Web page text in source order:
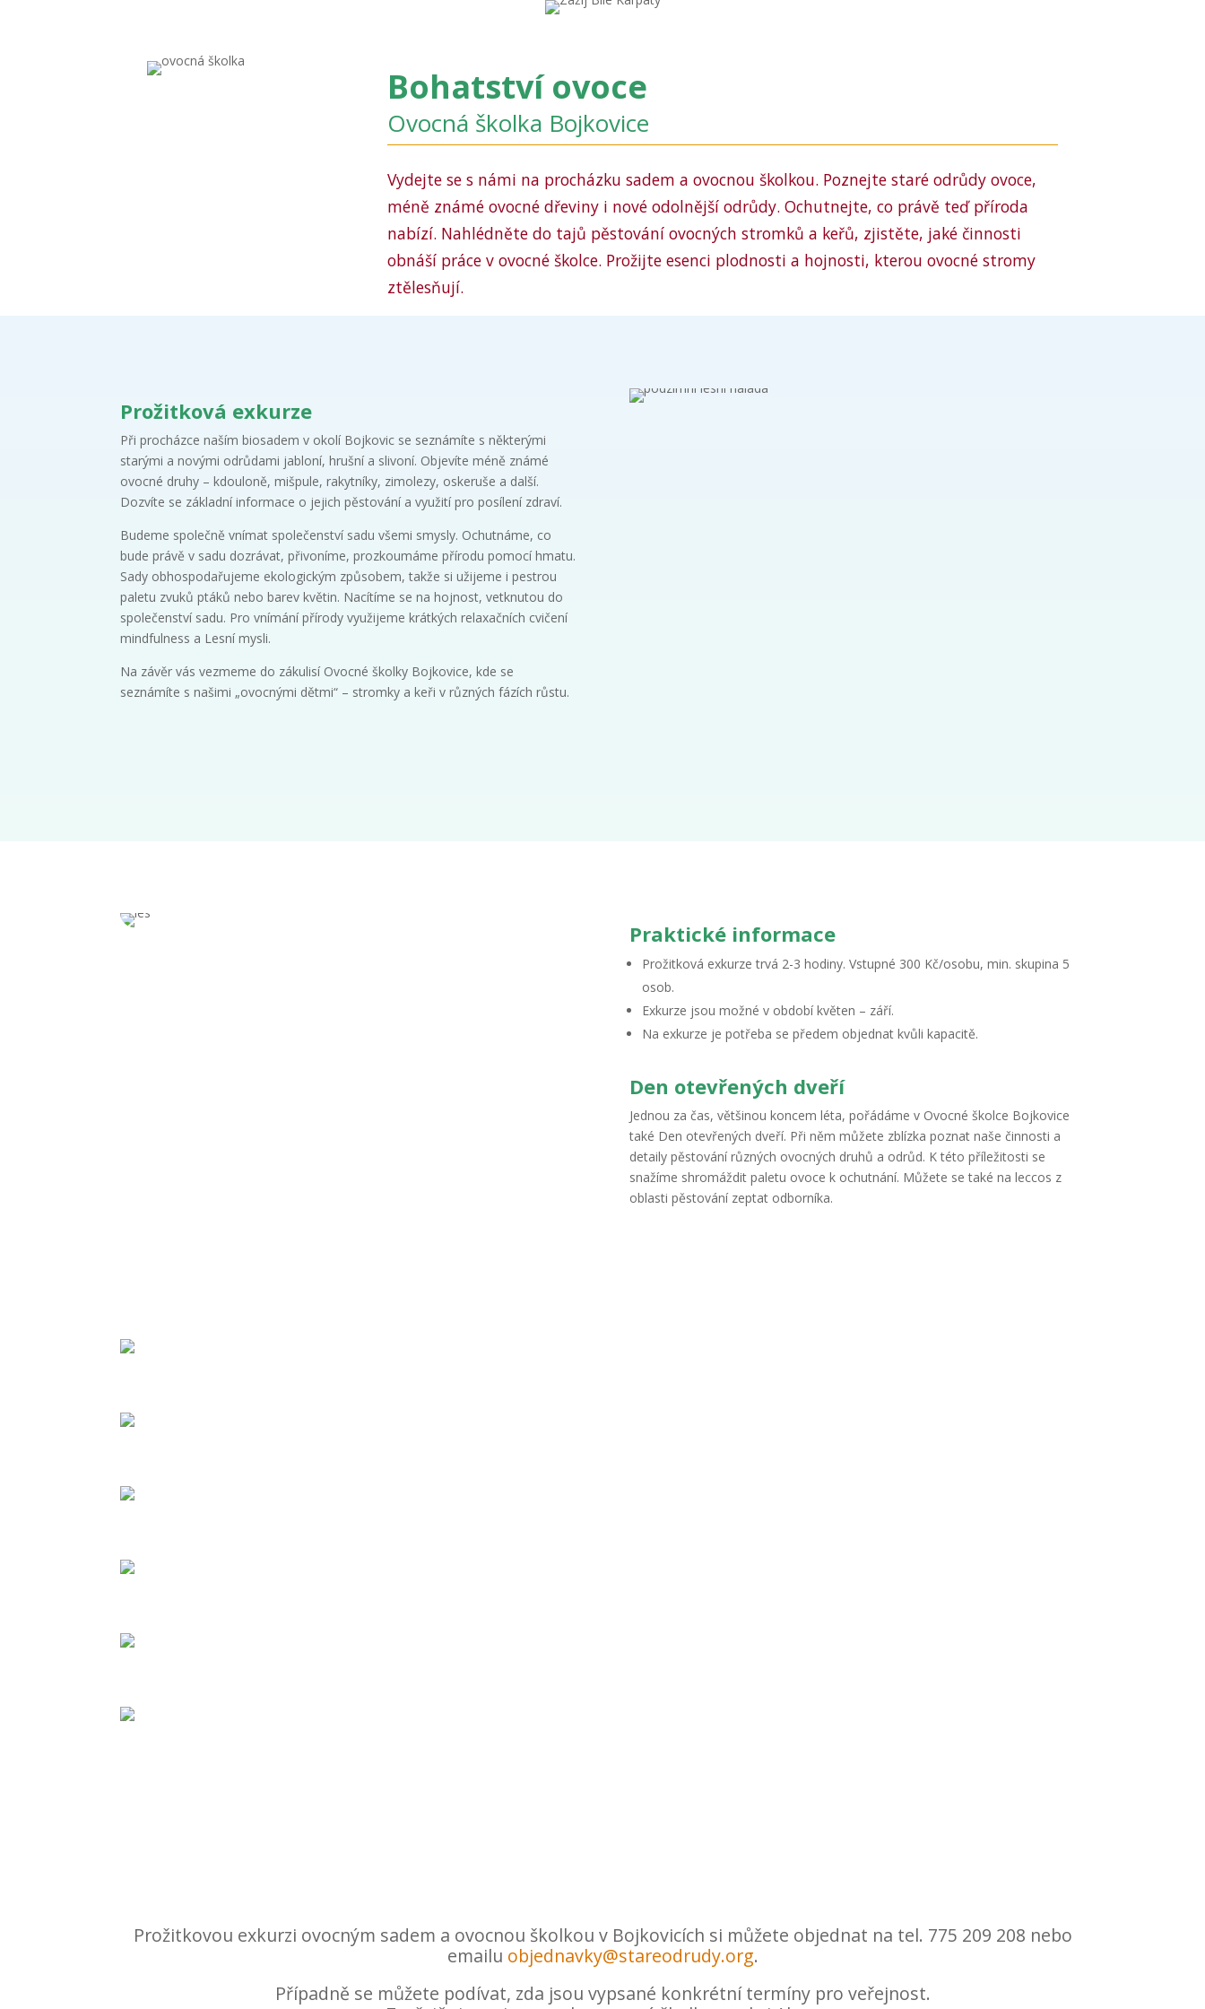
Bohatství ovoce
Ovocná školka Bojkovice
Vydejte se s námi na procházku sadem a ovocnou školkou. Poznejte staré odrůdy ovoce,
méně známé ovocné dřeviny i nové odolnější odrůdy. Ochutnejte, co právě teď příroda
nabízí. Nahlédněte do tajů pěstování ovocných stromků a keřů, zjistěte, jaké činnosti
obnáší práce v ovocné školce. Prožijte esenci plodnosti a hojnosti, kterou ovocné stromy
ztělesňují.
Prožitková exkurze
Při procházce naším biosadem v okolí Bojkovic se seznámíte s některými
starými a novými odrůdami jabloní, hrušní a slivoní. Objevíte méně známé
ovocné druhy – kdouloně, mišpule, rakytníky, zimolezy, oskeruše a další.
Dozvíte se základní informace o jejich pěstování a využití pro posílení zdraví.
Budeme společně vnímat společenství sadu všemi smysly. Ochutnáme, co
bude právě v sadu dozrávat, přivoníme, prozkoumáme přírodu pomocí hmatu.
Sady obhospodařujeme ekologickým způsobem, takže si užijeme i pestrou
paletu zvuků ptáků nebo barev květin. Nacítíme se na hojnost, vetknutou do
společenství sadu. Pro vnímání přírody využijeme krátkých relaxačních cvičení
mindfulness a Lesní mysli.
Na závěr vás vezmeme do zákulisí Ovocné školky Bojkovice, kde se
seznámíte s našimi „ovocnými dětmi“ – stromky a keři v různých fázích růstu.
Praktické informace
Prožitková exkurze trvá 2-3 hodiny. Vstupné 300 Kč/osobu, min. skupina 5
osob.
Exkurze jsou možné v období květen – září.
Na exkurze je potřeba se předem objednat kvůli kapacitě.
Den otevřených dveří
Jednou za čas, většinou koncem léta, pořádáme v Ovocné školce Bojkovice
také Den otevřených dveří. Při něm můžete zblízka poznat naše činnosti a
detaily pěstování různých ovocných druhů a odrůd. K této příležitosti se
snažíme shromáždit paletu ovoce k ochutnání. Můžete se také na leccos z
oblasti pěstování zeptat odborníka.
Prožitkovou exkurzi ovocným sadem a ovocnou školkou v Bojkovicích si můžete objednat na tel. 775 209 208 nebo
emailu objednavky@stareodrudy.org.
Případně se můžete podívat, zda jsou vypsané konkrétní termíny pro veřejnost.